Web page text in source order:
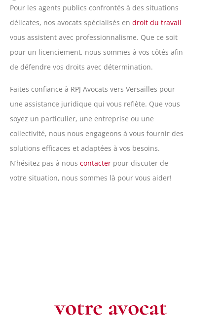
Pour les agents publics confrontés à des situations
délicates, nos avocats spécialisés en droit du travail
vous assistent avec professionnalisme. Que ce soit
pour un licenciement, nous sommes à vos côtés afin
de défendre vos droits avec détermination.
Faites confiance à RPJ Avocats vers Versailles pour
une assistance juridique qui vous reflète. Que vous
soyez un particulier, une entreprise ou une
collectivité, nous nous engageons à vous fournir des
solutions efficaces et adaptées à vos besoins.
N’hésitez pas à nous contacter pour discuter de
votre situation, nous sommes là pour vous aider!
votre avocat